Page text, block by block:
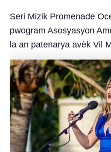
Seri Mizik Promenade
pwogram Asosyasyon
la an patenarya avèk Vil